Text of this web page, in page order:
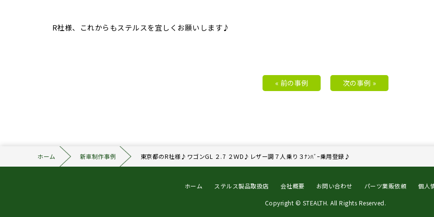
R社様、これからもステルスを宜しくお願いします♪
« 前の事例 次の事例 »
ホーム 新車制作事例 東京都のR社様♪ワゴンGL ２.7 ２ＷD♪レザー調７人乗り３ﾅﾝﾊﾞｰ乗用登録♪
ホーム ステルス製品取扱店 会社概要 お問い合わせ パーツ業販依頼 個人
Copyright © STEALTH. All Rights Reserved.